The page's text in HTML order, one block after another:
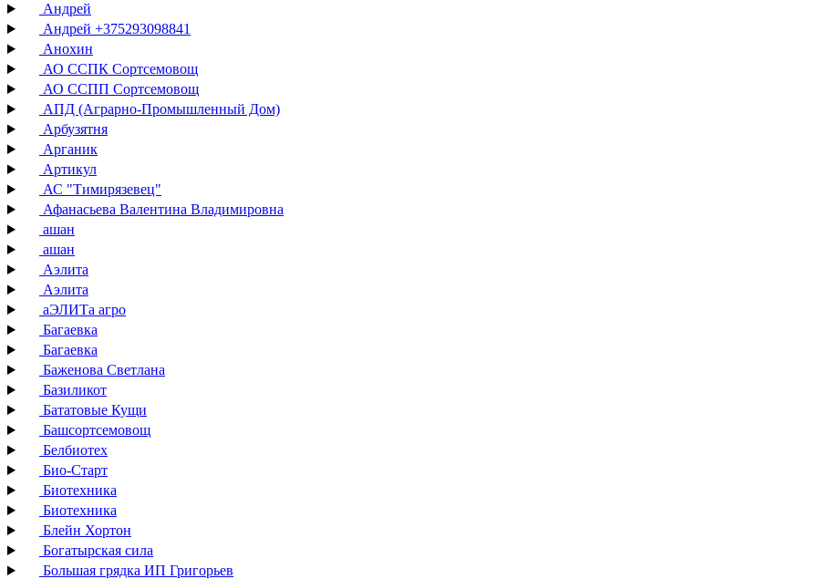
Андрей
Андрей +375293098841
Анохин
АО ССПК Сортсемовощ
АО ССПП Сортсемовощ
АПД (Аграрно-Промышленный Дом)
Арбузятня
Арганик
Артикул
АС "Тимирязевец"
Афанасьева Валентина Владимировна
ашан
ашан
Аэлита
Аэлита
аЭЛИТа агро
Багаевка
Багаевка
Баженова Светлана
Базиликот
Бататовые Кущи
Башсортсемовощ
Белбиотех
Био-Старт
Биотехника
Биотехника
Блейн Хортон
Богатырская сила
Большая грядка ИП Григорьев